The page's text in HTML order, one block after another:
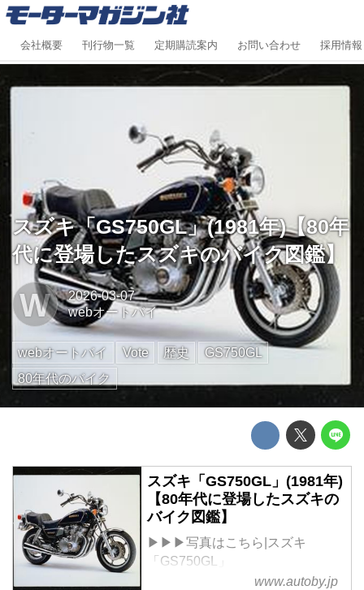
会社概要 刊行物一覧 定期購読案内 お問い合わせ 採用情報
スズキ「GS750GL」(1981年)【80年
代に登場したスズキのバイク図鑑】
W
2026-03-07
webオートバイ
webオートバイ Vote 歴史
GS750GL
80年代のバイク
スズキ「GS750GL」(1981年)
【80年代に登場したスズキの
バイク図鑑】
▶▶▶写真はこちら|スズキ
「GS750GL」
SUZUKI GS750GLwww.autoby.jp